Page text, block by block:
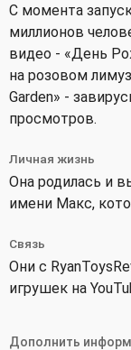
С момента
миллионов
видео - «День
на розовом
Garden» -
просмотров.
Личная жизнь
Она родилась и
имени Макс,
Связь
Они с
игрушек на
Дополнить